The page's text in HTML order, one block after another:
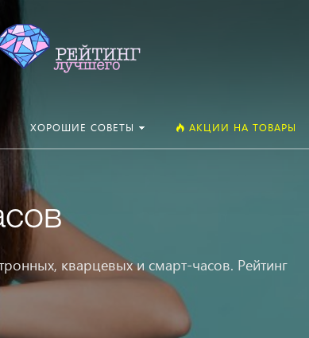
ХОРОШИЕ СОВЕТЫ АКЦИИ НА ТОВАРЫ
кварцевых и смарт-часов. Рейтинг